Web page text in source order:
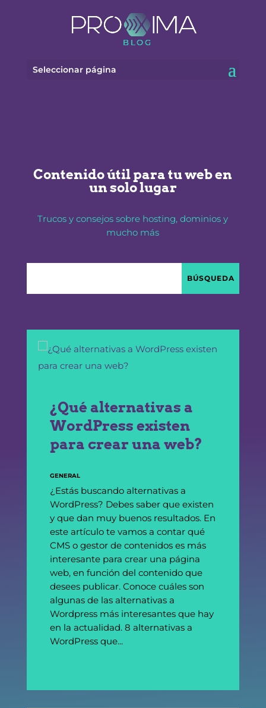
Seleccionar página
Contenido útil para tu web en
un solo lugar
Trucos y consejos sobre hosting, dominios y
mucho más
¿Qué alternativas a
WordPress existen
para crear una web?
GENERAL
¿Estás buscando alternativas a
WordPress? Debes saber que existen
y que dan muy buenos resultados. En
este artículo te vamos a contar qué
CMS o gestor de contenidos es más
interesante para crear una página
web, en función del contenido que
desees publicar. Conoce cuáles son
algunas de las alternativas a
Wordpress más interesantes que hay
en la actualidad. 8 alternativas a
WordPress que...